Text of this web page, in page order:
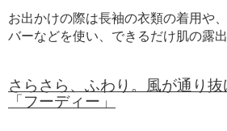
お出かけの際は長袖の衣類の着用や
バーなどを使い、できるだけ肌の露
さらさら、ふわり。風が通り抜
「フーディー」